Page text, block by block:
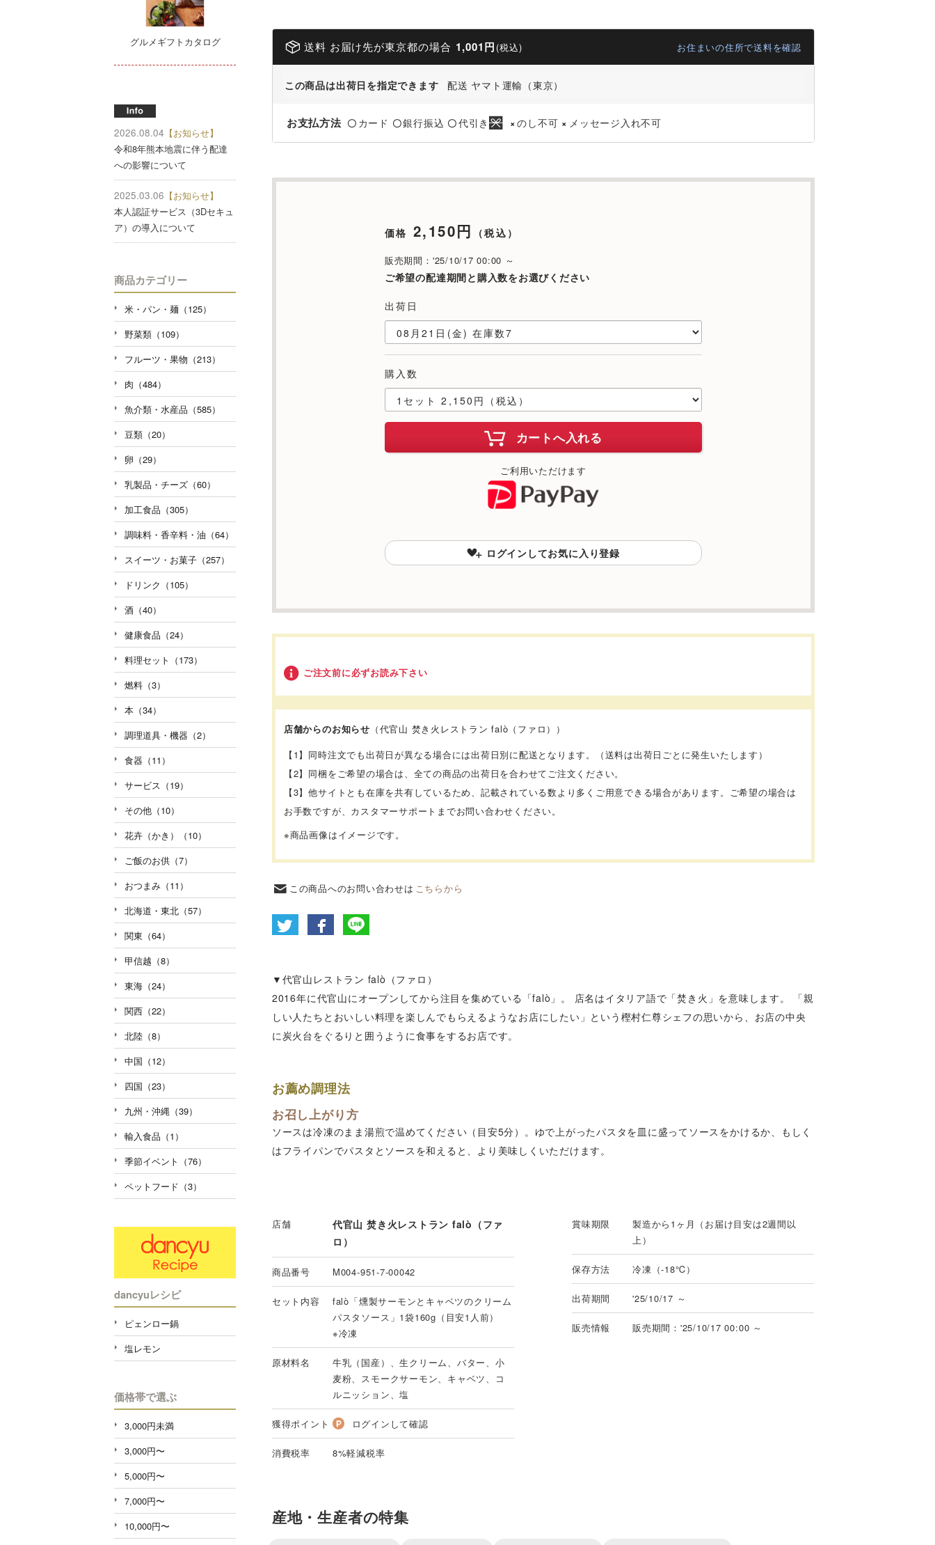
送料 お届け先が東京都の場合 1,001円 (税込) お住まいの住所で送料を確認
この商品は出荷日を指定できます 配送 ヤマト運輸（東京）
お支払方法 〇 カード 〇銀行振込 〇代引き × のし不可 × メッセージ入れ不可
価格 2,150円 （税込）
販売期間：'25/10/17 00:00 ～
ご希望の配達期間と購入数をお選びください
出荷日
購入数
カートへ入れる
ご利用いただけます
ログインしてお気に入り登録
ご注文前に必ずお読み下さい
店舗からのお知らせ （代官山 焚き火レストラン falò（ファロ））
【1】同時注文でも出荷日が異なる場合には出荷日別に配送となります。（送料は出荷日ごとに発生いたします）
【2】同梱をご希望の場合は、全ての商品の出荷日を合わせてご注文ください。
【3】他サイトとも在庫を共有しているため、記載されている数より多くご用意できる場合があります。ご希望の場合は
お手数ですが、カスタマーサポートまでお問い合わせください。
※商品画像はイメージです。
この商品へのお問い合わせは こちらから
▼代官山レストラン falò（ファロ）
2016年に代官山にオープンしてから注目を集めている「falò」。 店名はイタリア語で「焚き火」を意味します。 「親
しい人たちとおいしい料理を楽しんでもらえるようなお店にしたい」という樫村仁尊シェフの思いから、お店の中央
に炭火台をぐるりと囲うように食事をするお店です。
お薦め調理法
お召し上がり方
ソースは冷凍のまま湯煎で温めてください（目安5分）。ゆで上がったパスタを皿に盛ってソースをかけるか、もしく
はフライパンでパスタとソースを和えると、より美味しくいただけます。
店舗
代官山 焚き火レストラン falò（ファ
ロ）
商品番号 M004-951-7-00042
セット内容
falò「燻製サーモンとキャベツのクリーム
パスタソース」1袋160g（目安1人前）
※冷凍
原材料名
牛乳（国産）、生クリーム、バター、小
麦粉、スモークサーモン、キャベツ、コ
ルニッション、塩
獲得ポイント ログインして確認
消費税率 8%軽減税率
賞味期限
製造から1ヶ月（お届け目安は2週間以
上）
保存方法 冷凍（-18℃）
出荷期間 '25/10/17 ～
販売情報 販売期間：'25/10/17 00:00 ～
産地・生産者の特集
グルメギフトカタログ
2026.08.04 【お知らせ】
令和8年熊本地震に伴う配達
への影響について
2025.03.06 【お知らせ】
本人認証サービス（3Dセキュ
ア）の導入について
商品カテゴリー
米・パン・麺（125）
野菜類（109）
フルーツ・果物（213）
肉（484）
魚介類・水産品（585）
豆類（20）
卵（29）
乳製品・チーズ（60）
加工食品（305）
調味料・香辛料・油（64）
スイーツ・お菓子（257）
ドリンク（105）
酒（40）
健康食品（24）
料理セット（173）
燃料（3）
本（34）
調理道具・機器（2）
食器（11）
サービス（19）
その他（10）
花卉（かき）（10）
ご飯のお供（7）
おつまみ（11）
北海道・東北（57）
関東（64）
甲信越（8）
東海（24）
関西（22）
北陸（8）
中国（12）
四国（23）
九州・沖縄（39）
輸入食品（1）
季節イベント（76）
ペットフード（3）
dancyuレシピ
ピェンロー鍋
塩レモン
価格帯で選ぶ
3,000円未満
3,000円〜
5,000円〜
7,000円〜
10,000円〜